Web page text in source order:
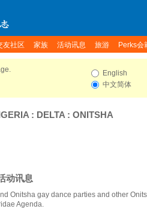
友社区 家族 活动讯息 旅游 Perks会
English
中文简体
: DELTA : ONITSHA
动讯息
Onitsha gay dance parties and other
Agenda.